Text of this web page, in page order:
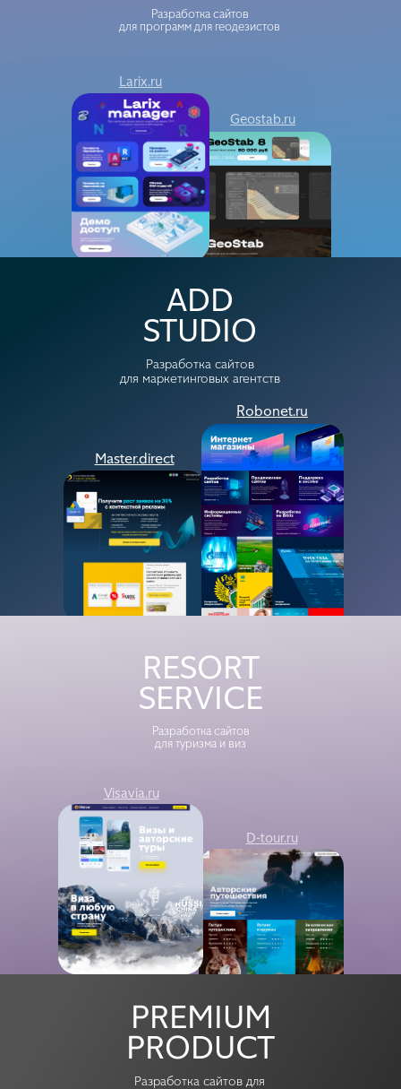
Разработка сайтов
для программ для геодезистов
Larix.ru
Geostab.ru
ADD
STUDIO
Robonet.ru
Master.direct
Robonet
Mdirect
Разработка сайтов
для маркетинговых агентств
RESORT
SERVICE
Разработка сайтов
для туризма и виз
Visavia.ru
D-tour.ru
D-tour.ru
Visavia.ru
PREMIUM
PRODUCT
Regal
Overseas
Разработка сайтов для